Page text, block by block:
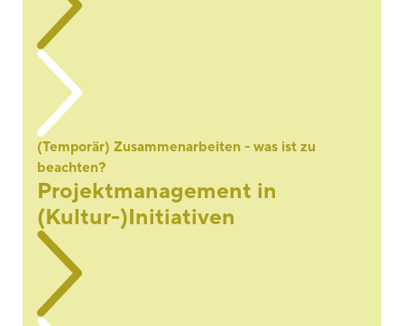
(Temporär) Zusammenarbeiten - was ist zu
beachten?
Projektmanagement in
(Kultur-)Initiativen